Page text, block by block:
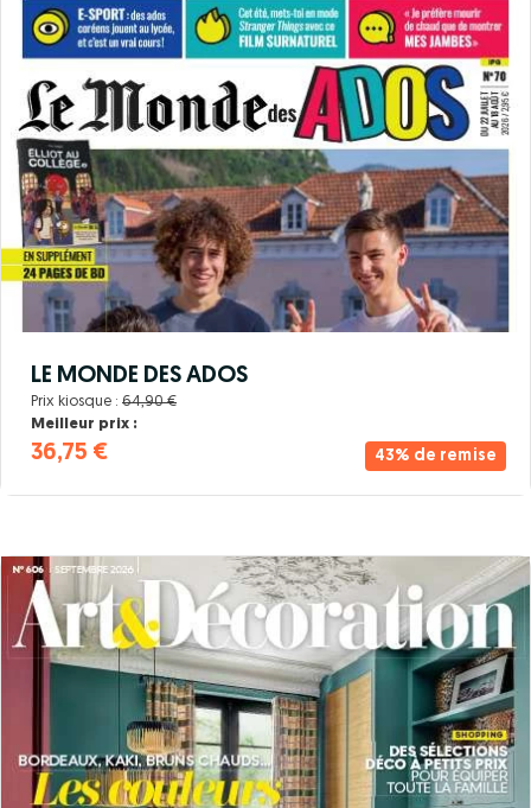
43% de remise
LE MONDE DES ADOS
Prix kiosque : 64,90 €
Meilleur prix :
36,75 €